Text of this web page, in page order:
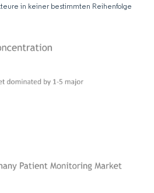
in keiner bestimmten Reihenfolge